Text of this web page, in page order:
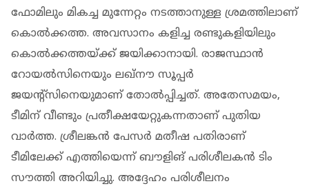
ഫോമിലും മികച്ച മുന്നേറ്റം നടത്താനുള്ള ശ്രമത്തിലാണ്
കൊല്‍ക്കത്ത. അവസാനം കളിച്ച രണ്ടുകളിയിലും
കൊല്‍ക്കത്തയ്ക്ക് ജയിക്കാനായി. രാജസ്ഥാന്‍
റോയല്‍സിനെയും ലഖ്‌നൗ സൂപ്പര്‍
ജയന്റ്‌സിനെയുമാണ് തോല്‍പ്പിച്ചത്. അതേസമയം,
ടീമിന് വീണ്ടും പ്രതീക്ഷയേറ്റുകന്നതാണ് പുതിയ
വാര്‍ത്ത. ശ്രീലങ്കന്‍ പേസര്‍ മതീഷ പതിരാണ്
ടീമിലേക്ക് എത്തിയെന്ന് ബൗളിങ് പരിശീലകന്‍ ടിം
സൗത്തി അറിയിച്ചു. അദ്ദേഹം പരിശീലനം